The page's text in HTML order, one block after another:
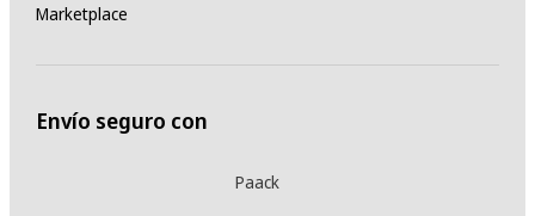
Marketplace
Envío seguro con
Paack